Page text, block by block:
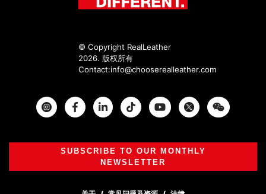
© Copyright RealLeather
2026. 版权所有
Contact:info@chooserealleather.com
InstagramFacebook Twitter
SUBSCRIBE TO OUR MONTHLY
NEWSLETTER